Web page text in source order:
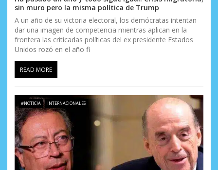
sin muro pero la misma política de Trump
A un año de su victoria electoral, los demócratas intentan
dar una imagen de competencia mientras aplican en la
frontera las criticadas políticas del ex presidente Estados
Unidos rozó en el año fi
READ MORE
#NOTICIA INTERNACIONALES